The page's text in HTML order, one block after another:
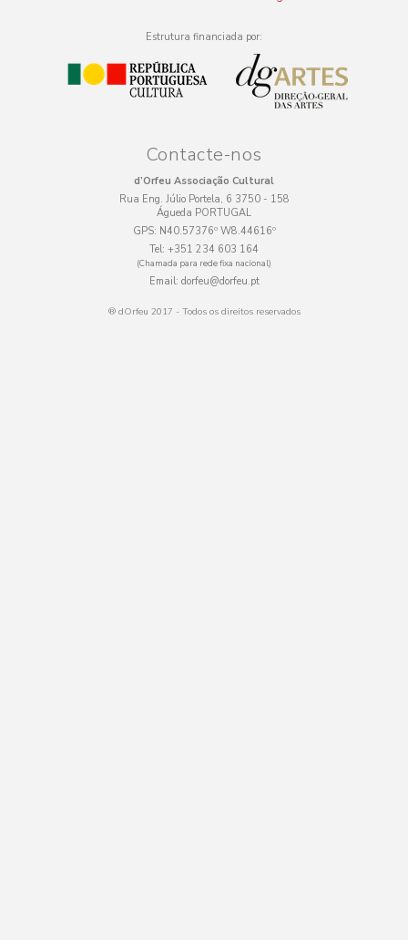
Estrutura financiada por:
Contacte-nos
d’Orfeu Associação Cultural
Rua Eng. Júlio Portela, 6 3750 - 158
Águeda PORTUGAL
GPS: N40.57376º W8.44616º
Tel: +351 234 603 164
(Chamada para rede fixa nacional)
Email: dorfeu@dorfeu.pt
® dOrfeu 2017 - Todos os direitos reservados